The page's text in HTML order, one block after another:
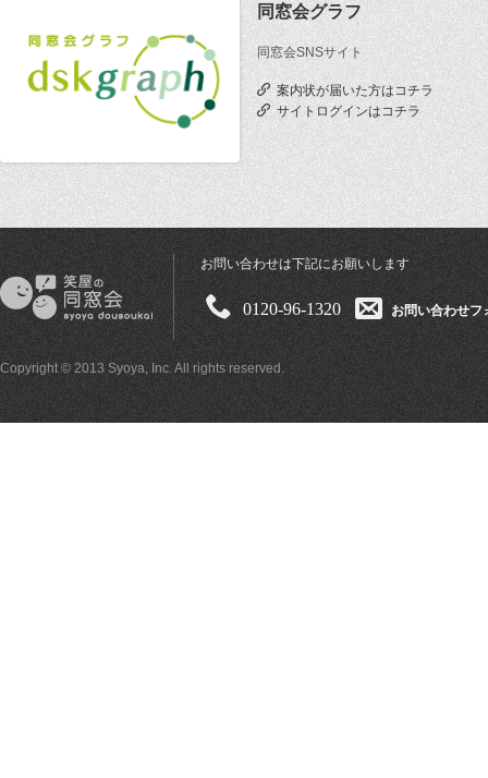
同窓会グラフ
同窓会SNSサイト
案内状が届いた方はコチラ
サイトログインはコチラ
お問い合わせは下記にお願いします
0120-96-1320 お問い合わせフ
Copyright © 2013 Syoya, Inc. All rights reserved.